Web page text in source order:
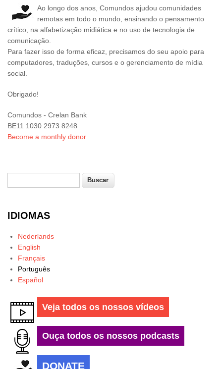
Ao longo dos anos, Comundos ajudou comunidades
remotas em todo o mundo, ensinando o pensamento
crítico, na alfabetização midiática e no uso de tecnologia de
comunicação.
Para fazer isso de forma eficaz, precisamos do seu apoio para
computadores, traduções, cursos e o gerenciamento de mídia
social.
Obrigado!
Comundos - Crelan Bank
BE11 1030 2973 8248
Become a monthly donor
Formulário de busca
IDIOMAS
Nederlands
English
Français
Português
Español
Veja todos os nossos vídeos
Ouça todos os nossos podcasts
DONATE